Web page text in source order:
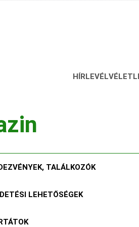
HÍRLEVÉL
TALÁLKOZÓK
LEHETŐSÉGEK